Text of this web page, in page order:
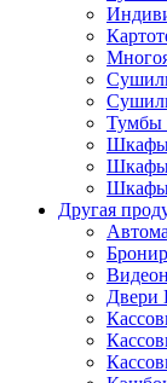
Тумбы
Шкафы
Шкафы
Шкафы
Другая